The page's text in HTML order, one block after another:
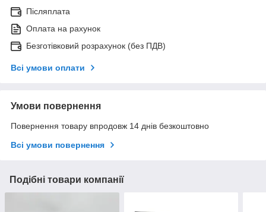
Післяплата
Оплата на рахунок
Безготівковий розрахунок (без ПДВ)
Всі умови оплати
Умови повернення
Повернення товару впродовж 14 днів безкоштовно
Всі умови повернення
Подібні товари компанії